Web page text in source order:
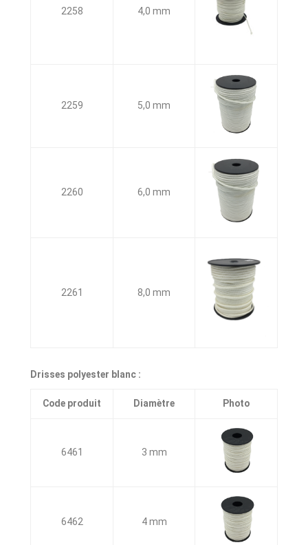
2258 4,0 mm
2259 5,0 mm
2260 6,0 mm
2261 8,0 mm
Drisses polyester blanc :
Code produit Diamètre Photo
6461 3 mm
6462 4 mm